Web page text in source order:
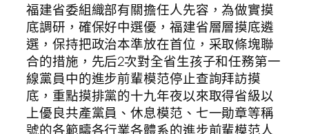
福建省委組織部有關擔任人先容，為做實摸
底調研，確保好中選優，福建省層層摸底遴
選，保持把政治本準放在首位，采取條塊聯
合的措施，先后2次對全省生孩子和任務第一
線黨員中的進步前輩模范停止查詢拜訪摸
底，重點摸排黨的十九年夜以來取得省級以
上優良共產黨員、休息模范、七一勛章等稱
號的各範疇各行業各體系的進步前輩模范人